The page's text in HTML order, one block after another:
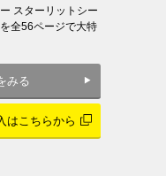
スターリットシー
全56ページで大特
みる
はこちらから